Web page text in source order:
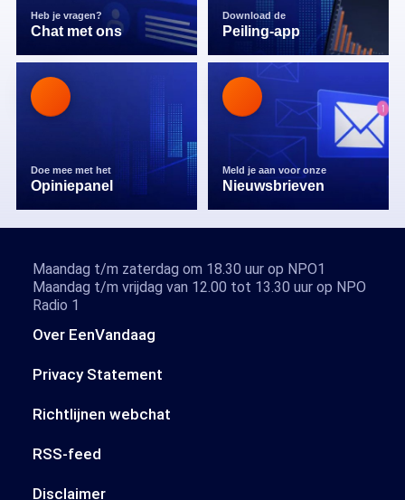
Heb je vragen?
Chat met ons
Download de
Peiling-app
Doe mee met het
Opiniepanel
Meld je aan voor onze
Nieuwsbrieven
Over EenVandaag
Privacy Statement
Richtlijnen webchat
RSS-feed
Disclaimer
Maandag t/m zaterdag om 18.30 uur op NPO1
Maandag t/m vrijdag van 12.00 tot 13.30 uur op NPO
Radio 1